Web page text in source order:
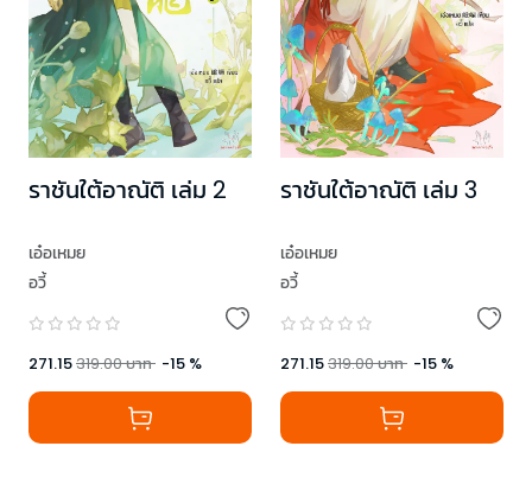
ราชันใต้อาณัติ เล่ม 2
เอ๋อเหมย
อวี้
271.15319.00บาท -15 %
ราชันใต้อาณัติ เล่ม 3
เอ๋อเหมย
อวี้
271.15319.00บาท -15 %